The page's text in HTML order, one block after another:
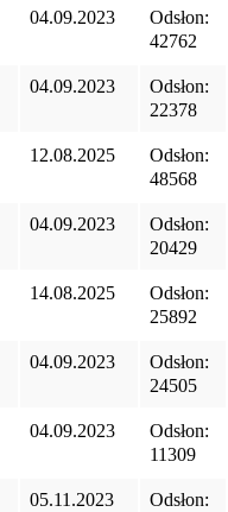
04.09.2023
Odsłon:
42762
04.09.2023
Odsłon:
22378
12.08.2025
Odsłon:
48568
04.09.2023
Odsłon:
20429
14.08.2025
Odsłon:
25892
04.09.2023
Odsłon:
24505
04.09.2023
Odsłon:
11309
05.11.2023
Odsłon: